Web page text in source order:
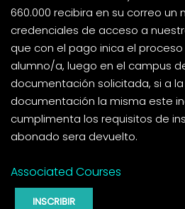
660.000 recibira en su correo un
credenciales de acceso a
que con el pago inica el
alumno/a, luego en el campus
documentación solicitada, si a
documentación la misma este
cumplimenta los requisitos de
abonado sera devuelto.
Associated Courses
INSCRIBIR